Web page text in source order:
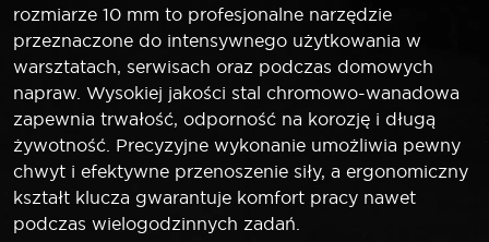
rozmiarze 10 mm to profesjonalne narzędzie
przeznaczone do intensywnego użytkowania w
warsztatach, serwisach oraz podczas domowych
napraw. Wysokiej jakości stal chromowo-wanadowa
zapewnia trwałość, odporność na korozję i długą
żywotność. Precyzyjne wykonanie umożliwia pewny
chwyt i efektywne przenoszenie siły, a ergonomiczny
kształt klucza gwarantuje komfort pracy nawet
podczas wielogodzinnych zadań.